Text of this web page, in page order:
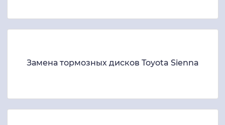
Замена тормозных дисков Toyota Sienna